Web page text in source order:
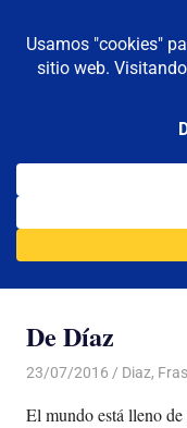
contenido
De todo un
Reflexiones,
Viajes
Categoría:
De Díaz
23/07/2016 Luis
Diaz,
El mundo está lleno